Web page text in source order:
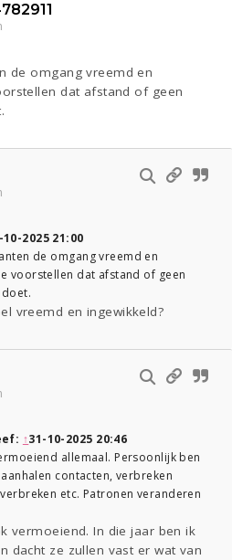
de omgang vreemd en
dat afstand of geen
10-2025 21:00
de omgang vreemd en
voorstellen dat afstand of geen
vreemd en ingewikkeld?
↑31-10-2025 20:46
allemaal. Persoonlijk ben
contacten, verbreken
etc. Patronen veranderen
vermoeiend. In die jaar ben ik
dacht ze zullen vast er wat van